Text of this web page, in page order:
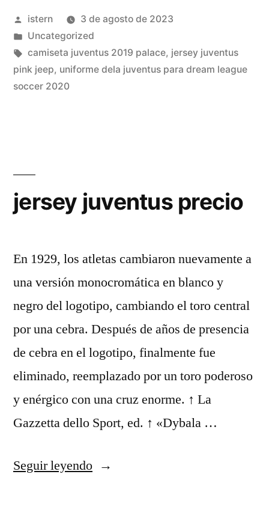
De
2023).
«Muniain»
Publicado
por
istern
3 de agosto de 2023
Publicado
en
Uncategorized
Etiquetas:
camiseta juventus 2019 palace, jersey juventus
pink jeep, uniforme dela juventus para dream league
soccer 2020
jersey juventus precio
En 1929, los atletas cambiaron nuevamente a
una versión monocromática en blanco y
negro del logotipo, cambiando el toro central
por una cebra. Después de años de presencia
de cebra en el logotipo, finalmente fue
eliminado, reemplazado por un toro poderoso
y enérgico con una cruz enorme. ↑ La
Gazzetta dello Sport, ed. ↑ «Dybala …
Seguir leyendo«jersey